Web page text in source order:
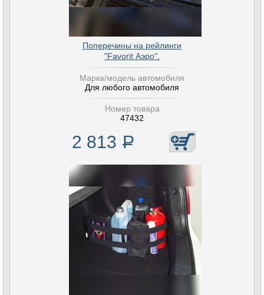
Поперечины на рейлинги
"Favorit Аэро".
Марка/модель автомобиля
Для любого автомобиля
Номер товара
47432
2 813 Р